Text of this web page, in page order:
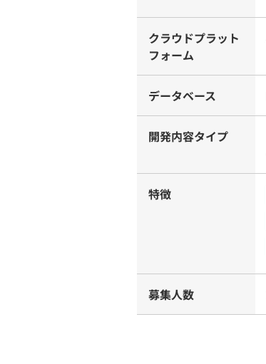
クラウドプラット
フォーム
データベース
開発内容タイプ
特徴
募集人数